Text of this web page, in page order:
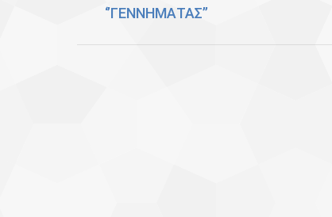
‘’ΓΕΝΝΗΜΑΤΑΣ’’